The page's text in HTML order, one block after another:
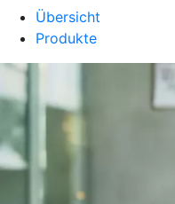
Übersicht
Produkte